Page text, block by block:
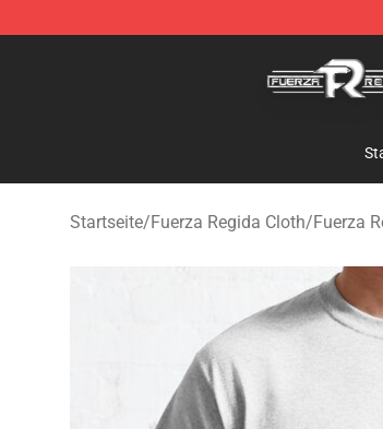
Startseite/Fuerza Regida Cloth/Fuerza